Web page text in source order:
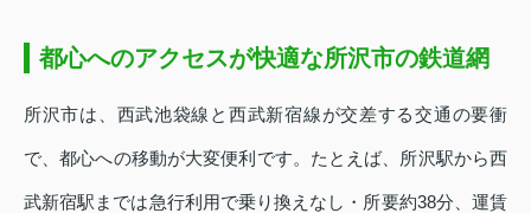
都心へのアクセスが快適な所沢市の鉄道網
所沢市は、西武池袋線と西武新宿線が交差する交通の要衝
で、都心への移動が大変便利です。たとえば、所沢駅から西
武新宿駅までは急行利用で乗り換えなし・所要約38分、運賃